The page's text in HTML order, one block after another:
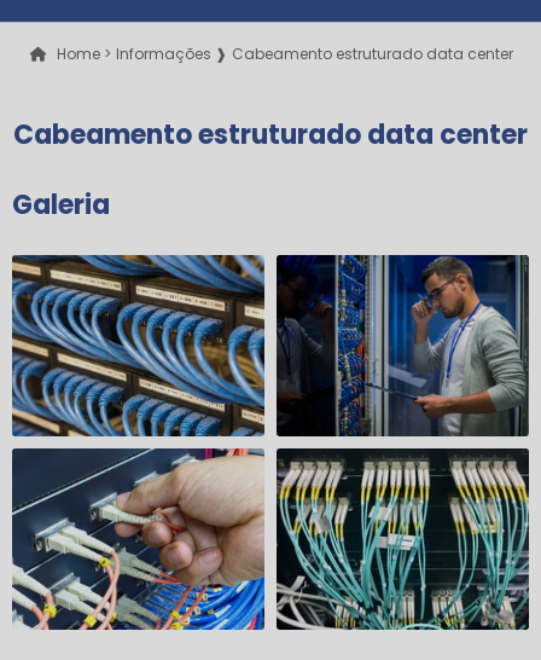
Home > Informações ❱ Cabeamento estruturado data center
Cabeamento estruturado data center
Galeria